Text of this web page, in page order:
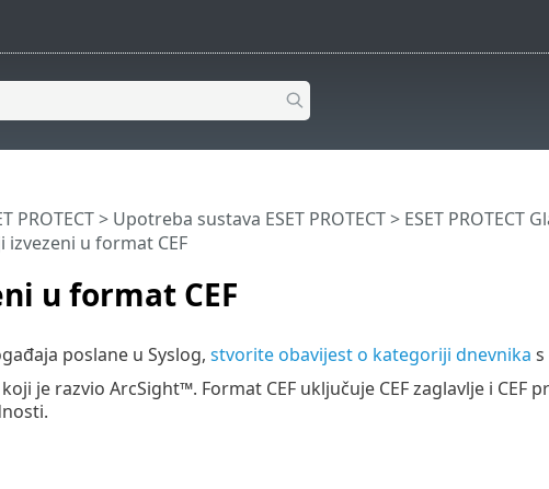
u format CEF
PROTECT> Upotreba sustava ESET PROTECT> ESET PROTECT
izvezeni u format CEF
poslane u Syslog, stvorite obavijest o kategoriji dnevnika
je razvio ArcSight™. Format CEF uključuje CEF zaglavlje i CEF